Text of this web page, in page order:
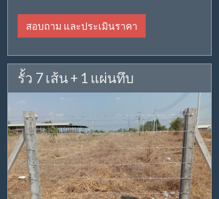
สอบถาม และประเมินราคา
รั้ว 7 เส้น + 1 แผ่นทึบ